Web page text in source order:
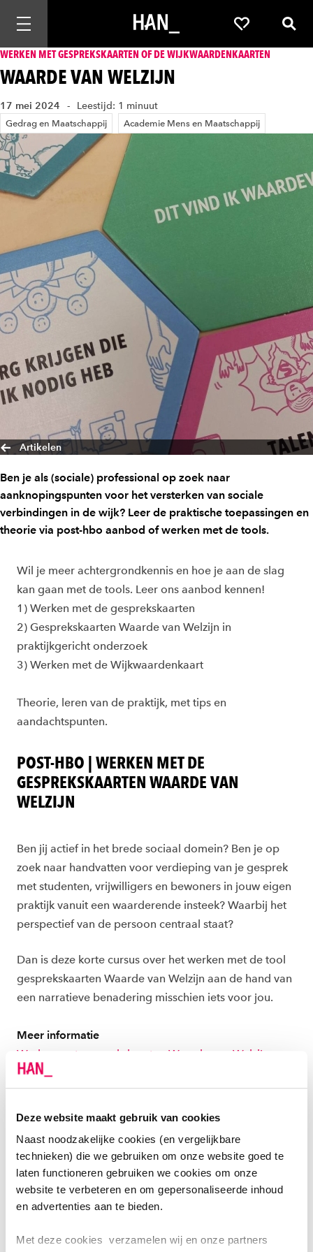
Deze website maakt gebruik van cookies
Naast noodzakelijke cookies (en vergelijkbare
technieken) die we gebruiken om onze website goed te
laten functioneren gebruiken we cookies om onze
website te verbeteren en om gepersonaliseerde inhoud
en advertenties aan te bieden.
Met deze cookies verzamelen wij en onze partners
Mobiele navigatie openen Favorieten
WERKEN MET GESPREKSKAARTEN OF DE WIJKWAARDENKAARTEN
WAARDE VAN WELZIJN
17 mei 2024 Leestijd: 1 minuut
Gedrag en Maatschappij Academie Mens en Maatschappij
Artikelen
Ben je als (sociale) professional op zoek naar
aanknopingspunten voor het versterken van sociale
verbindingen in de wijk? Leer de praktische toepassingen en
theorie via post-hbo aanbod of werken met de tools.
Wil je meer achtergrondkennis en hoe je aan de slag
kan gaan met de tools. Leer ons aanbod kennen!
1) Werken met de gesprekskaarten
2) Gesprekskaarten Waarde van Welzijn in
praktijkgericht onderzoek
3) Werken met de Wijkwaardenkaart
Theorie, leren van de praktijk, met tips en
aandachtspunten.
POST-HBO | WERKEN MET DE
GESPREKSKAARTEN WAARDE VAN
WELZIJN
Ben jij actief in het brede sociaal domein? Ben je op
zoek naar handvatten voor verdieping van je gesprek
met studenten, vrijwilligers en bewoners in jouw eigen
praktijk vanuit een waarderende insteek? Waarbij het
perspectief van de persoon centraal staat?
Dan is deze korte cursus over het werken met de tool
gesprekskaarten Waarde van Welzijn aan de hand van
een narratieve benadering misschien iets voor jou.
Meer informatie
Werken met gesprekskaarten Waarde van Welzijn
(han.nl)
POST-HBO | GESPREKSKAARTEN WAARDE
VAN WELZIJN IN PRAKTIJKGERICHT
ONDERZOEK
Ben jij als ontwikkelaar en/of onderzoeker op zoek
zo breed mogelijk verhalen op te halen van mensen in